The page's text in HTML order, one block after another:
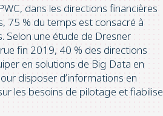
dans les directions financières
75 % du temps est consacré à
Selon une étude de Dresner
fin 2019, 40 % des directions
en solutions de Big Data en
disposer d’informations en
les besoins de pilotage et